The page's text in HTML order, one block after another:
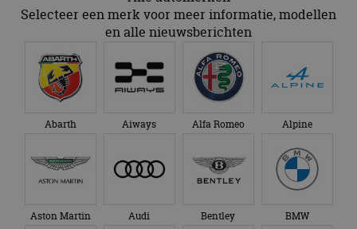
Selecteer een merk voor meer informatie, modellen
en alle nieuwsberichten
Abarth Aiways Alfa Romeo Alpine
Aston Martin Audi Bentley BMW
CookieScriptConsent
autorai.nl
4 weken 2
Deze
Naam
Domein
Vervaldatum